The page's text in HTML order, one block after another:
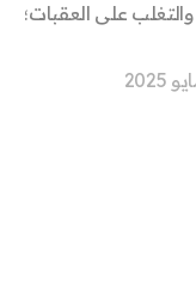
على العقبات؛